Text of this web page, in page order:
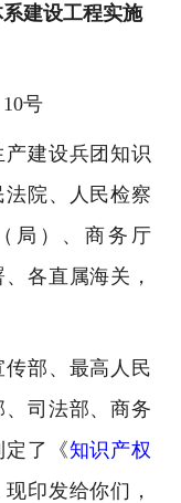
建设工程实施
号
建设兵团知识
院、人民检察
局）、商务厅
各直属海关，
部、最高人民
司法部、商务
了《知识产权
现印发给你们，